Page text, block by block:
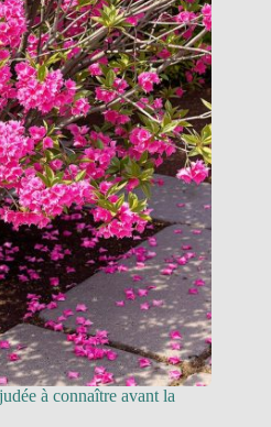
à connaître avant la